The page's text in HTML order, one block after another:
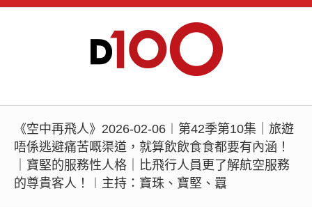
《空中再飛人》2026-02-06︱第42季第10集｜旅遊
唔係逃避痛苦嘅渠道，就算飲飲食食都要有內涵！
｜寶堅的服務性人格｜比飛行人員更了解航空服務
的尊貴客人！︱主持：寶珠、寶堅、囂